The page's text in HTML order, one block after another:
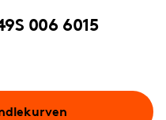
006 6015